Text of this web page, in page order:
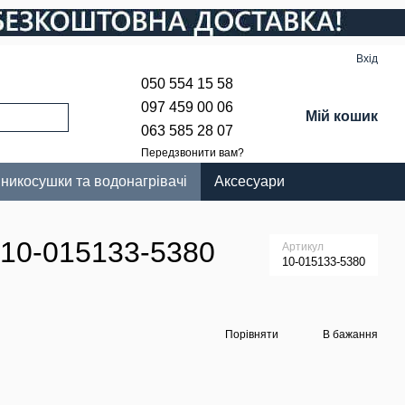
Вхід
050 554 15 58
097 459 00 06
063 585 28 07
Передзвонити вам?
Мій кошик
та водонагрівачі Аксесуари
015133-5380 Артикул
10-015133-5380
Порівняти В бажання